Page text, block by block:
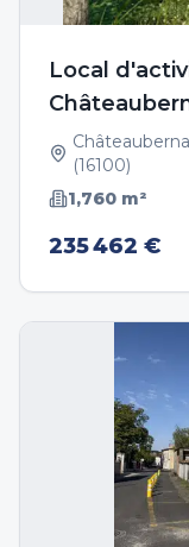
Local
(16100)
1,760 m²
235 462 €